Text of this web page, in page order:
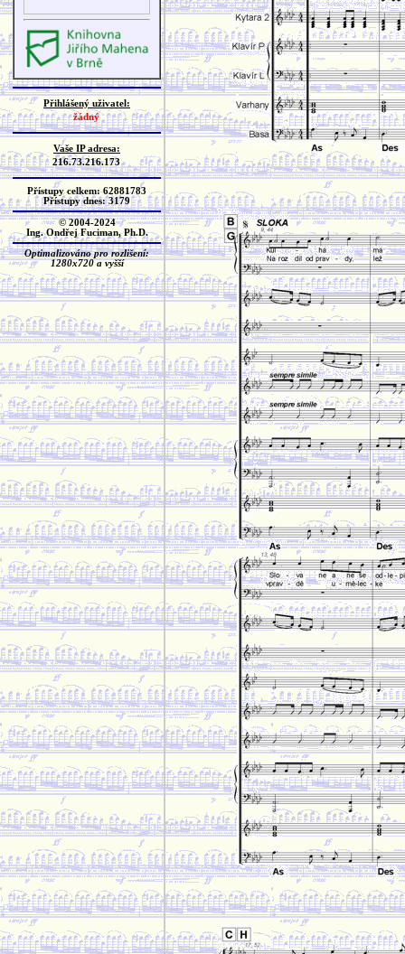
Přihlášený uživatel:
žádný
Vaše IP adresa:
216.73.216.173
Přístupy celkem: 62881783
Přístupy dnes: 3179
© 2004-2024
Ing. Ondřej Fuciman, Ph.D.
Optimalizováno pro rozlišení:
1280x720 a vyšší